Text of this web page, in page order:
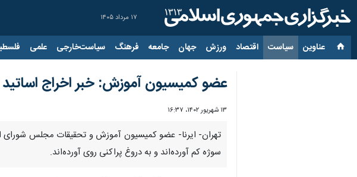
۱۷ مرداد ۱۴۰۵
عناوین‌ سیاست اقتصاد ورزش جهان جامعه فرهنگ سیاست‌خارجی علمی
عضو کمیسیون آموزش: خبر اخراج
۱۳ شهریور ۱۴۰۲، ۱۶:۳۷
تهران- ایرنا- عضو کمیسیون آموزش و تحقیقات مجلس شورای
سوژه کم آورده‌اند و به دروغ پراکنی روی آورده‌اند.